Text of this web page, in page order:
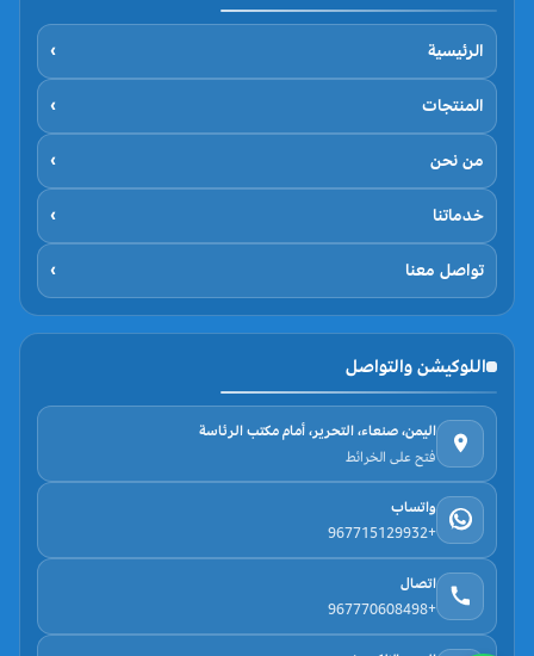
الرئيسية ›
المنتجات ›
من نحن ›
خدماتنا ›
تواصل معنا ›
اللوكيشن والتواصل
اليمن، صنعاء، التحرير، أمام مكتب الرئاسة
فتح على الخرائط
واتساب
+967715129932
اتصال
+967770608498